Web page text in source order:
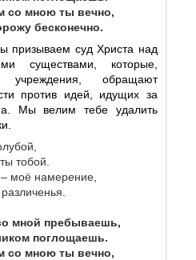
со мною ты вечно,
бесконечно.
призываем суд Христа над
существами, которые,
учреждения, обращают
против идей, идущих за
Мы велим тебе удалить
тобой.
моё намерение,
мной пребываешь,
поглощаешь.
со мною ты вечно,